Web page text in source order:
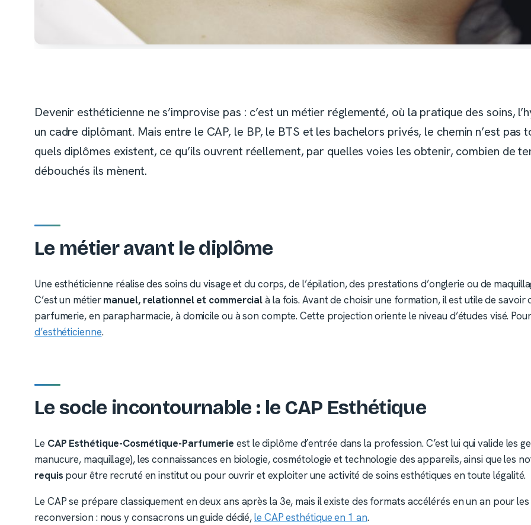
Devenir esthéticienne ne s’improvise pas : c’est un métier réglementé, où la pratique des soins,
un cadre diplômant. Mais entre le CAP, le BP, le BTS et les bachelors privés, le chemin n’est pas
quels diplômes existent, ce qu’ils ouvrent réellement, par quelles voies les obtenir, combien de
débouchés ils mènent.
Le métier avant le diplôme
Une esthéticienne réalise des soins du visage et du corps, de l’épilation, des prestations d’onglerie ou de
C’est un métiermanuel, relationnel et commercialà la fois. Avant de choisir une formation, il est utile de savoir
parfumerie, en parapharmacie, à domicile ou à son compte. Cette projection oriente le niveau d’études visé.
d’esthéticienne.
Le socle incontournable : le CAP Esthétique
Le CAP Esthétique-Cosmétique-Parfumerie est le diplôme d’entrée dans la profession. C’est lui qui valide les
manucure, maquillage), les connaissances en biologie, cosmétologie et technologie des appareils, ainsi que les
requis pour être recruté en institut ou pour ouvrir et exploiter une activité de soins esthétiques en toute légalité.
Le CAP se prépare classiquement en deux ans après la 3e, mais il existe des formats accélérés en un an pour
reconversion : nous y consacrons un guide dédié,le CAP esthétique en 1 an.